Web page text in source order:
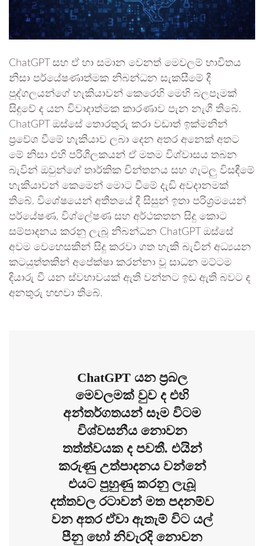
ChatGPT සහ ඒ හා සමාන වෙනත් මෙවලම් භාවිතය
නිසා පර්යේෂණාත්මක නිබන්ධන සැකසීමේ දී
පුද්ගලයන්ගේ හැකියාවන් කෙරෙහි මෙහි බලපෑමක්
සිදුවේ ද යන විවාදාත්මක කාරණාව පැන නැගී තිබේ.
ChatGPT ඔස්සේ තොරතුරු කරා වඩාත් ඉක්මනින්
ප්‍රවේශ වීමේ හැකියාව ලබා දෙන අතර අනෙක් අතට
මේ නිසා එහි පරිශීලකයන් ඒ මතම විශ්වාසය තබන
බැවින් ඔවුන්ගේ තාර්කික චින්තනය සහ ගැටලු විසඳීමේ
හැකියාවන් කෙමෙන් මොට වීමේ දැඩි අවදානමක්
තිබේ. විශේෂයෙන් අතීතයේ දී සිසුන් ඉතා පරිශ්‍රමයෙන්
පර්යේෂණ, විශ්ලේෂණ සහ අර්ථකතන සිදු කොට
සම්පාදනය කරනු ලැබූ නිබන්ධන ChatGPT ඔස්සේ
අවම වෙහෙසකින් සිදු කරවා ගත හැකි බැවින් අධ්‍යයන
කටයුත්තකින් අපේක්ෂා කරන්නා වූ සාධන මට්ටම
දියාරු වී යන ස්වභාවයක් ඇති වන්නට ඉඩ ඇති බවට ද
අනතුරු හඟවා තිබේ.
ChatGPT යන ප්‍රබල
මෙවලමක් වුව ද එහි
අන්තර්ගතයන් සෑම විටම
විශ්වසනීය නොවන
තත්ත්වයක ද පවතී. එයින්
කරුණු උත්පාදනය වන්නේ
එයට පුහුණු කරනු ලැබූ
දත්තවල රටාවන් මත පදනම්ව
වන අතර ඒවා ඇතැම් විට යල්
පීනු හෝ නිවැරදි නොවන